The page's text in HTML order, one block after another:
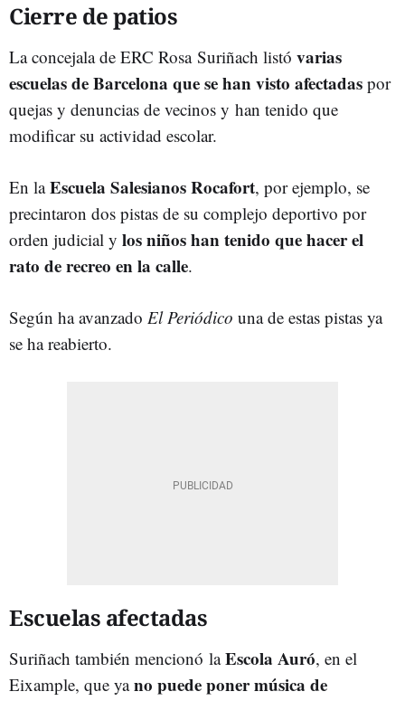
Cierre de patios
La concejala de ERC Rosa Suriñach listó varias
escuelas de Barcelona que se han visto afectadas por
quejas y denuncias de vecinos y han tenido que
modificar su actividad escolar.
En laEscuela Salesianos Rocafort, por ejemplo, se
precintaron dos pistas de su complejo deportivo por
orden judicial y los niños han tenido que hacer el
rato de recreo en la calle.
Según ha avanzado El Periódico una de estas pistas ya
se ha reabierto.
Escuelas afectadas
Suriñach también mencionó laEscola Auró, en el
Eixample, que yano puede poner música de